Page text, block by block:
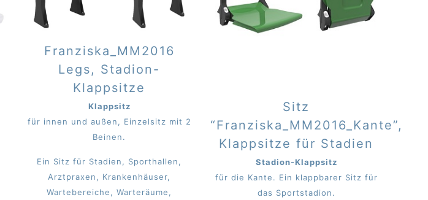
Franziska_MM2016
Legs, Stadion-
Klappsitze
Klappsitz
für innen und außen, Einzelsitz mit 2
Beinen.
Ein Sitz für Stadien, Sporthallen,
Arztpraxen, Krankenhäuser,
Wartebereiche, Warteräume,
Sitz
“Franziska_MM2016_Kante”,
Klappsitze für Stadien
Stadion-Klappsitz
für die Kante. Ein klappbarer Sitz für
das Sportstadion.